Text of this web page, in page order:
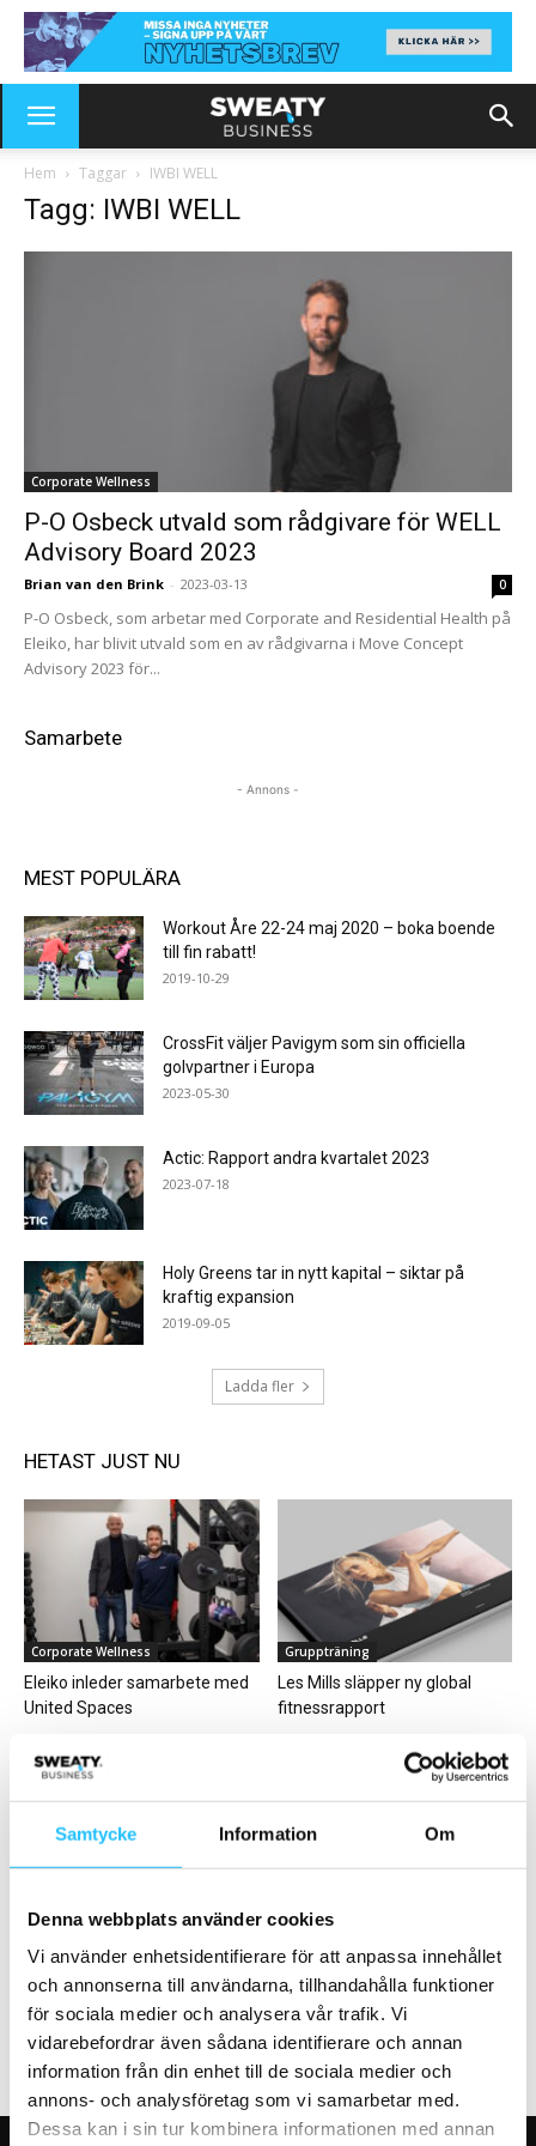
Samtycke Information Om
Denna webbplats använder cookies
Vi använder enhetsidentifierare för att anpassa innehållet
och annonserna till användarna, tillhandahålla funktioner
för sociala medier och analysera vår trafik. Vi
vidarebefordrar även sådana identifierare och annan
information från din enhet till de sociala medier och
annons- och analysföretag som vi samarbetar med.
Dessa kan i sin tur kombinera informationen med annan
Hem Taggar IWBI WELL
Tagg: IWBI WELL
Corporate Wellness
P-O Osbeck utvald som rådgivare för WELL
Advisory Board 2023
Brian van den Brink - 2023-03-13 0
P-O Osbeck, som arbetar med Corporate and Residential Health på
Eleiko, har blivit utvald som en av rådgivarna i Move Concept
Advisory 2023 för...
Samarbete
- Annons -
MEST POPULÄRA
Workout Åre 22-24 maj 2020 – boka boende
till fin rabatt!
2019-10-29
CrossFit väljer Pavigym som sin officiella
golvpartner i Europa
2023-05-30
Actic: Rapport andra kvartalet 2023
2023-07-18
Holy Greens tar in nytt kapital – siktar på
kraftig expansion
2019-09-05
Ladda fler
HETAST JUST NU
Corporate Wellness
Eleiko inleder samarbete med
United Spaces
Gruppträning
Les Mills släpper ny global
fitnessrapport
Replik: En PTs perspektiv på en
PT-remiss
Milon lanserar Milon
Intelligence – A.I. som
optimerar träningen i realtid